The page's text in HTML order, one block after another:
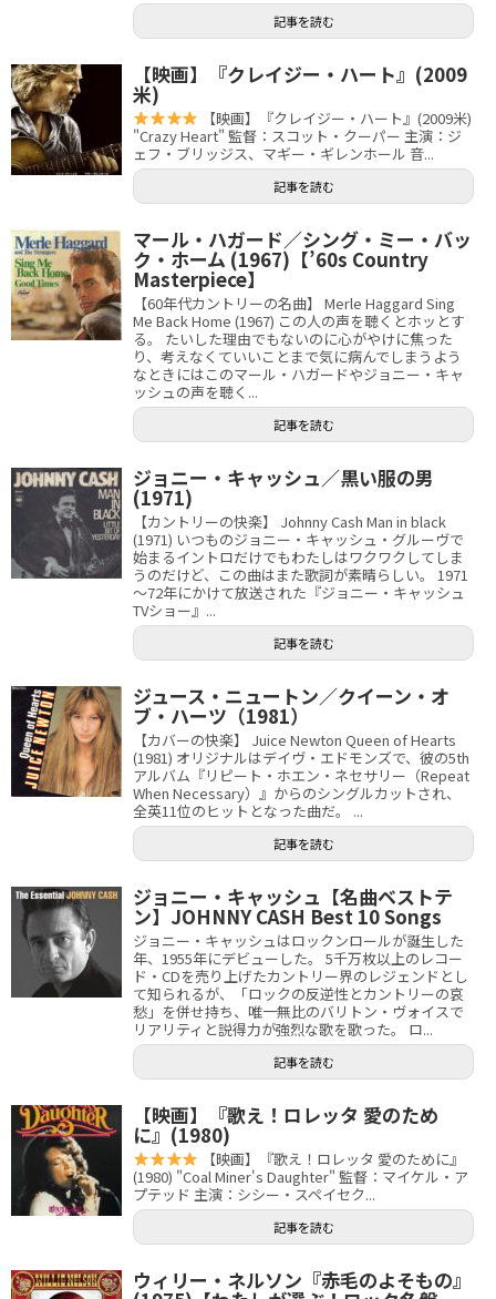
記事を読む
【映画】『クレイジー・ハート』(2009
米)
【映画】『クレイジー・ハート』(2009米)
"Crazy Heart" 監督：スコット・クーパー 主演：ジ
ェフ・ブリッジス、マギー・ギレンホール 音...
記事を読む
マール・ハガード／シング・ミー・バッ
ク・ホーム (1967)【’60s Country
Masterpiece】
【60年代カントリーの名曲】 Merle Haggard Sing
Me Back Home (1967) この人の声を聴くとホッとす
る。 たいした理由でもないのに心がやけに焦った
り、考えなくていいことまで気に病んでしまうよう
なときにはこのマール・ハガードやジョニー・キャ
ッシュの声を聴く...
記事を読む
ジョニー・キャッシュ／黒い服の男
(1971)
【カントリーの快楽】 Johnny Cash Man in black
(1971) いつものジョニー・キャッシュ・グルーヴで
始まるイントロだけでもわたしはワクワクしてしま
うのだけど、この曲はまた歌詞が素晴らしい。 1971
～72年にかけて放送された『ジョニー・キャッシュ
TVショー』...
記事を読む
ジュース・ニュートン／クイーン・オ
ブ・ハーツ（1981）
【カバーの快楽】 Juice Newton Queen of Hearts
(1981) オリジナルはデイヴ・エドモンズで、彼の5th
アルバム『リピート・ホエン・ネセサリー（Repeat
When Necessary）』からのシングルカットされ、
全英11位のヒットとなった曲だ。 ...
記事を読む
ジョニー・キャッシュ【名曲ベストテ
ン】JOHNNY CASH Best 10 Songs
ジョニー・キャッシュはロックンロールが誕生した
年、1955年にデビューした。 5千万枚以上のレコー
ド・CDを売り上げたカントリー界のレジェンドとし
て知られるが、「ロックの反逆性とカントリーの哀
愁」を併せ持ち、唯一無比のバリトン・ヴォイスで
リアリティと説得力が強烈な歌を歌った。 ロ...
記事を読む
【映画】『歌え！ロレッタ 愛のため
に』(1980)
【映画】『歌え！ロレッタ 愛のために』
(1980) "Coal Miner's Daughter" 監督：マイケル・ア
プテッド 主演：シシー・スペイセク...
記事を読む
ウィリー・ネルソン『赤毛のよそもの』